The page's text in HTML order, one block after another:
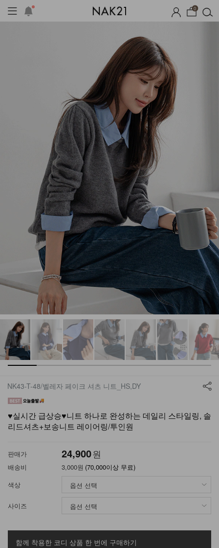
0
여름 잠옷 장마템 기획전 오늘출발
NK43-T-48/벨레자 페이크 셔츠 니트_HS,DY
♥실시간 급상승♥니트 하나로 완성하는 데일리 스타일링, 솔
리드셔츠+보송니트 레이어링/투인원
판매가 24,900원
배송비 3,000원 (70,000이상 무료)
색상
사이즈
함께 착용한 코디 상품 한 번에 구매하기